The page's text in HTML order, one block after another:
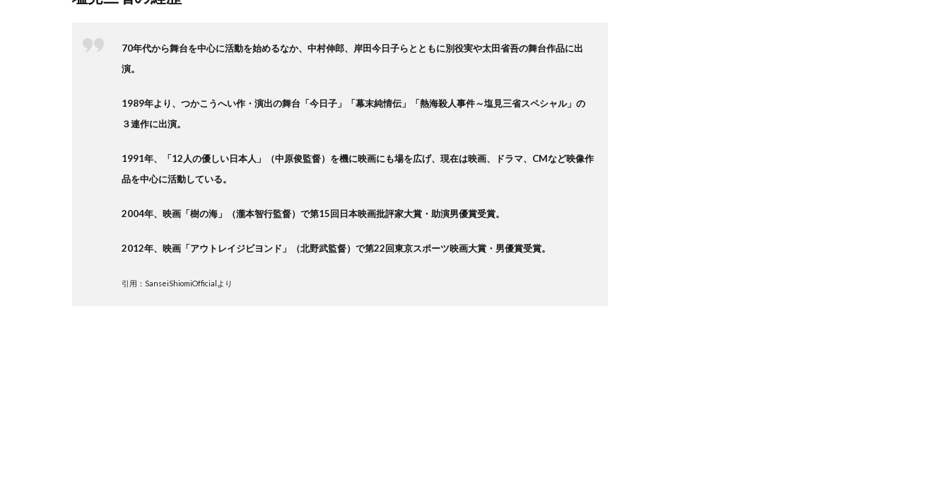
70年代から舞台を中心に活動を始めるなか、中村伸郎、岸田今日子らとともに別役実や太田省吾の舞台作品に出
演。
1989年より、つかこうへい作・演出の舞台「今日子」「幕末純情伝」「熱海殺人事件～塩見三省スペシャル」の
３連作に出演。
1991年、「12人の優しい日本人」（中原俊監督）を機に映画にも場を広げ、現在は映画、ドラマ、CMなど映像作
品を中心に活動している。
2004年、映画「樹の海」（瀧本智行監督）で第15回日本映画批評家大賞・助演男優賞受賞。
2012年、映画「アウトレイジビヨンド」（北野武監督）で第22回東京スポーツ映画大賞・男優賞受賞。
引用：SanseiShiomiOfficialより